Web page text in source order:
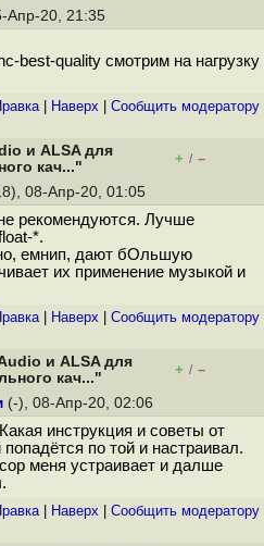
Апр-20, 21:35
best-quality смотрим на нагрузку
| Наверх Cообщить модератору
и ALSA для
кач..."
+ / –
08-Апр-20, 01:05
рекомендуются. Лучше
*.
емнип, дают бОльшую
их применение музыкой и
| Наверх Cообщить модератору
и ALSA для
кач..."
+ / –
(-), 08-Апр-20, 02:06
инструкция и советы от
попадётся по той и настраивал.
меня устраивает и далше
| Наверх Cообщить модератору